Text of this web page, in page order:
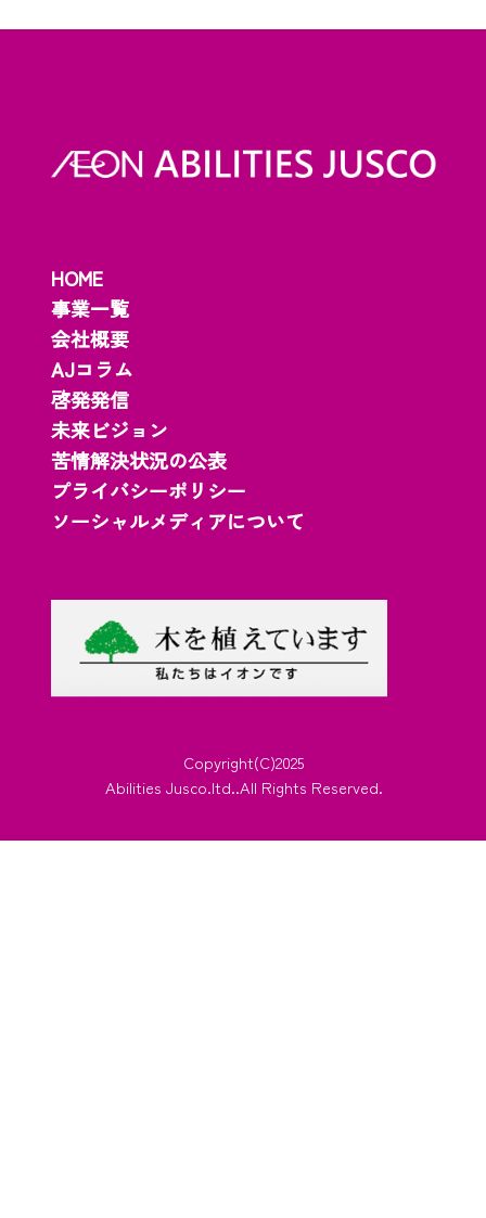
HOME
事業一覧
会社概要
AJコラム
啓発発信
未来ビジョン
苦情解決状況の公表
プライバシーポリシー
ソーシャルメディアについて
Copyright(C)2025
Abilities Jusco.ltd..All Rights Reserved.